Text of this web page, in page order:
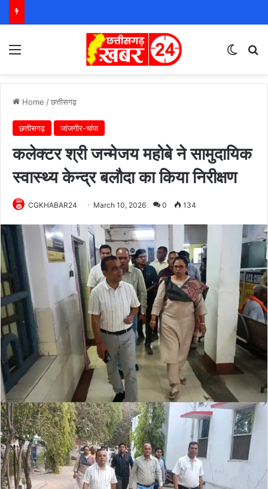
Home /छत्तीसगढ़
छत्तीसगढ़ जांजगीर-चांपा
कलेक्टर श्री जन्मेजय महोबे ने सामुदायिक
स्वास्थ्य केन्द्र बलौदा का किया निरीक्षण
CGKHABAR24 March 10, 2026 0 134